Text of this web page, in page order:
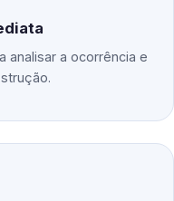
analisar a ocorrência e